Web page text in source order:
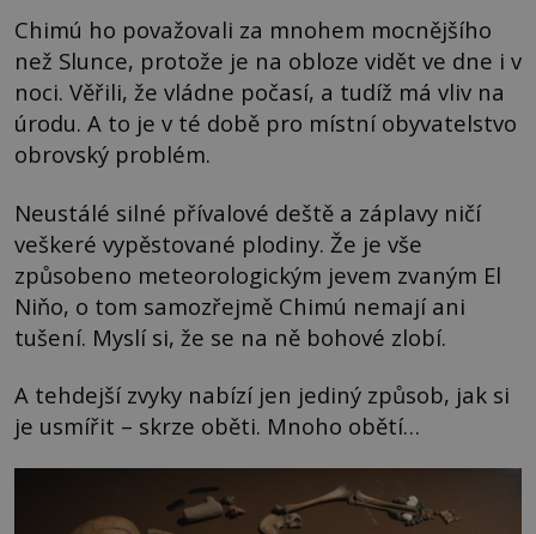
Chimú ho považovali za mnohem mocnějšího
než Slunce, protože je na obloze vidět ve dne i v
noci. Věřili, že vládne počasí, a tudíž má vliv na
úrodu. A to je v té době pro místní obyvatelstvo
obrovský problém.
Neustálé silné přívalové deště a záplavy ničí
veškeré vypěstované plodiny. Že je vše
způsobeno meteorologickým jevem zvaným El
Niňo, o tom samozřejmě Chimú nemají ani
tušení. Myslí si, že se na ně bohové zlobí.
A tehdejší zvyky nabízí jen jediný způsob, jak si
je usmířit – skrze oběti. Mnoho obětí…